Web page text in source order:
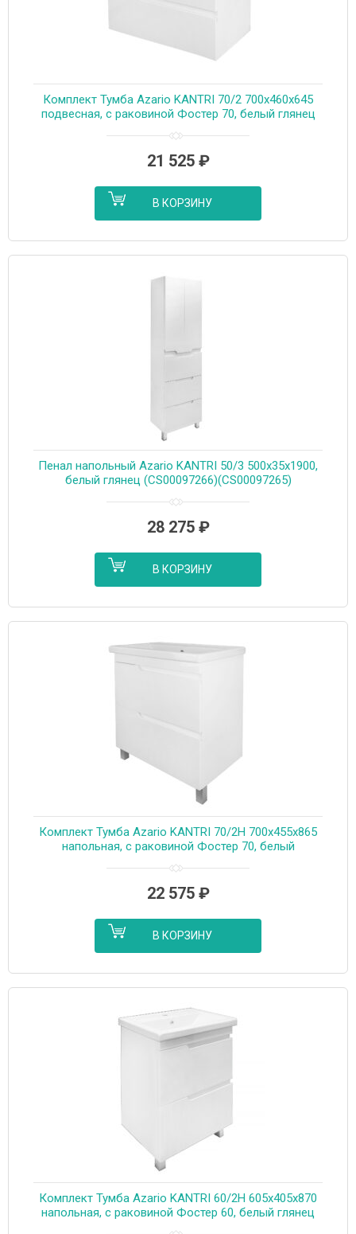
Комплект Тумба Azario KANTRI 70/2 700х460х645
подвесная, с раковиной Фостер 70, белый глянец
21 525 ₽
В КОРЗИНУ
Пенал напольный Azario KANTRI 50/3 500х35х1900,
белый глянец (CS00097266)(CS00097265)
28 275 ₽
В КОРЗИНУ
Комплект Тумба Azario KANTRI 70/2Н 700х455х865
напольная, с раковиной Фостер 70, белый
22 575 ₽
В КОРЗИНУ
Комплект Тумба Azario KANTRI 60/2Н 605х405х870
напольная, с раковиной Фостер 60, белый глянец